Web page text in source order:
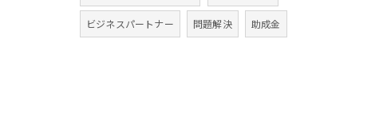
ビジネスパートナー 問題解決 助成金